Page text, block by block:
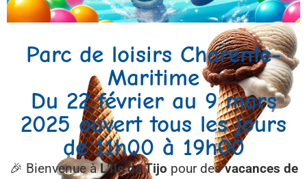
Parc de loisirs Charente-
Maritime
Du 22 février au 9 mars
2025 ouvert tous les jours
de 11h00 à 19h00
🎉 Bienvenue àL’Île de Tijo pour desvacances de